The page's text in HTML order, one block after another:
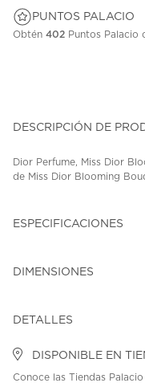
PUNTOS PALACIO
Obtén 402 Puntos Palacio
DESCRIPCIÓN DE
Dior Perfume, Miss Dior
de Miss Dior Blooming
ESPECIFICACIONES
DIMENSIONES
DETALLES
DISPONIBLE EN
Conoce las Tiendas